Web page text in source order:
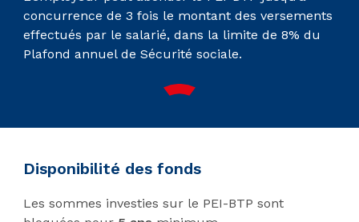
concurrence de 3 fois le montant des versements
effectués par le salarié, dans la limite de 8% du
Plafond annuel de Sécurité sociale.
Disponibilité des fonds
Les sommes investies sur le PEI-BTP sont